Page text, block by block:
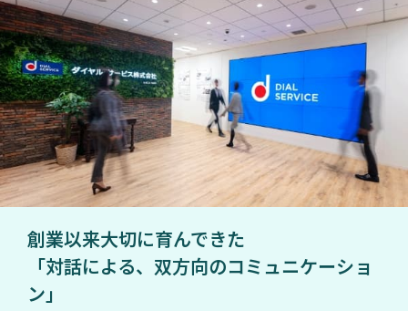
創業以来大切に育んできた
「対話による、双方向のコミュニケーショ
ン」
ぶ
り
に
目
に
し
た
日
本
は、
度